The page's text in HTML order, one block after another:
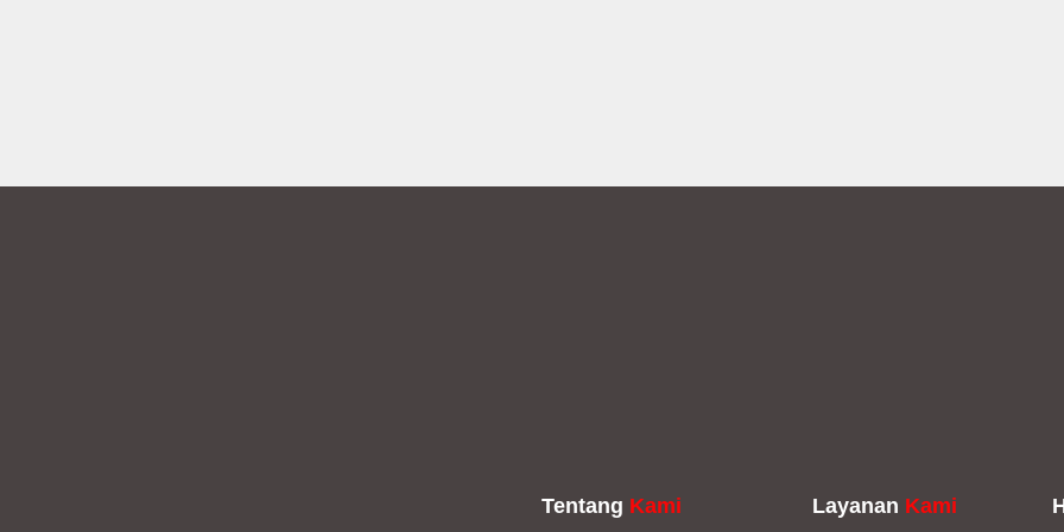
Tentang Kami Layanan Kami